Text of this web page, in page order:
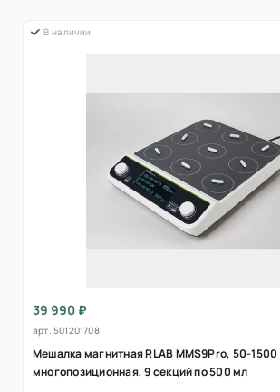
В наличии
39 990 ₽
арт. 501201708
Мешалка магнитная RLAB MMS9Pro, 50-
многопозиционная, 9 секций по 500 мл